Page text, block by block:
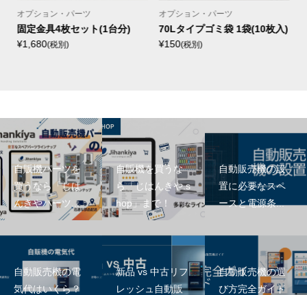
オプション・パーツ
固定金具4枚セット(1台分)
¥1,680(税別)
オプション・パーツ
70Lタイプゴミ袋 1袋(10枚入)
¥150(税別)
自販機パーツを
買うなら「じは
んきやパーツ...
自販機を買うな
ら「じはんきや.s
hop」まで！
自動販売機の設
置に必要なスペ
ースと電源条...
自動販売機の電
気代はいくら？
新品 vs 中古リフ
レッシュ自動販
自動販売機の選
び方完全ガイド